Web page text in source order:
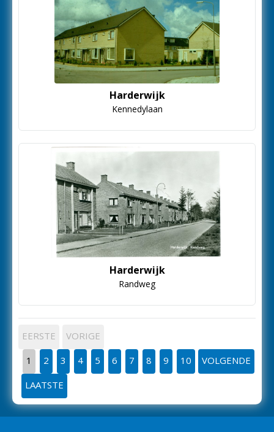
Harderwijk
Kennedylaan
Harderwijk
Randweg
EERSTE
VORIGE
1
2 3 4 5 6 7 8 9 10
VOLGENDE
LAATSTE